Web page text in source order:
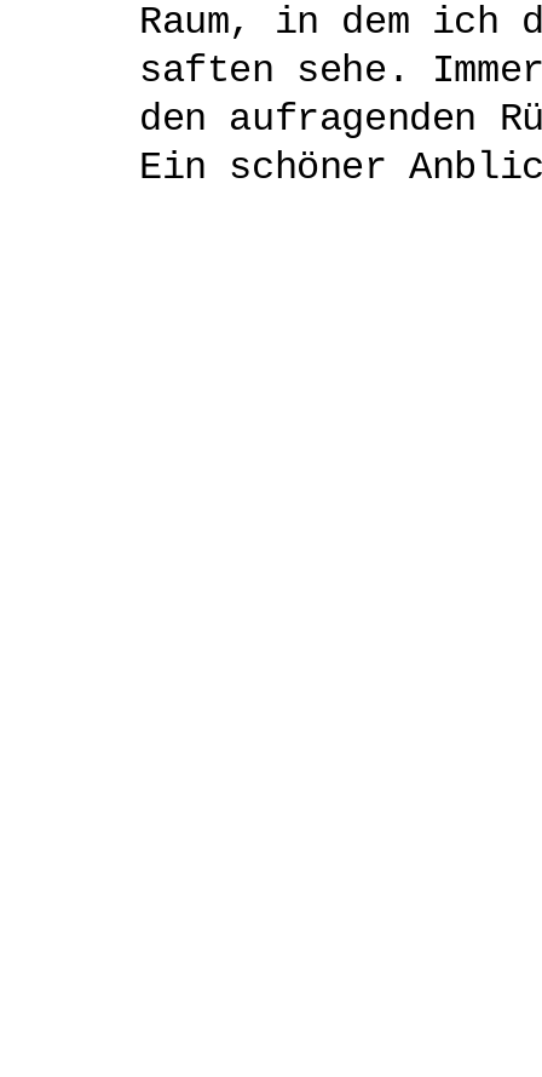
Raum, in dem ich
saften sehe.
den aufragenden
Ein schöner